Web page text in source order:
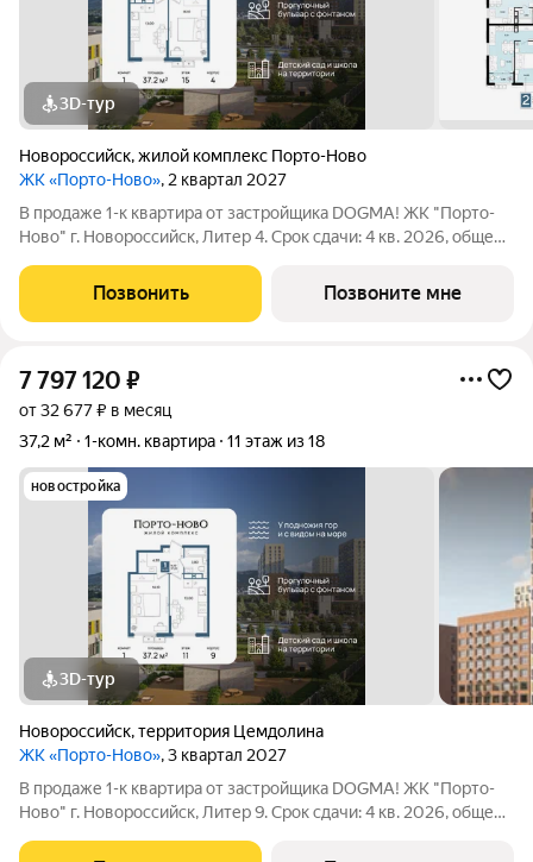
3D-тур
Новороссийск,жилой комплекс Порто-Ново
ЖК «Порто-Ново», 2 квартал 2027
В продаже 1-к квартира от застройщика DOGMA! ЖК "Порто-
Ново" г. Новороссийск, Литер 4. Срок сдачи: 4 кв. 2026, общей
для комфортной жизни. Место, где шум Чёрного моря
становится
Позвонить Позвоните мне
7 797 120 ₽
от 32 677 ₽ в месяц
37,2 м²
1-комн. квартира 11 этаж из 18
новостройка
3D-тур
Новороссийск,территория Цемдолина
ЖК «Порто-Ново», 3 квартал 2027
В продаже 1-к квартира от застройщика DOGMA! ЖК "Порто-
Ново" г. Новороссийск, Литер 9. Срок сдачи: 4 кв. 2026, общей